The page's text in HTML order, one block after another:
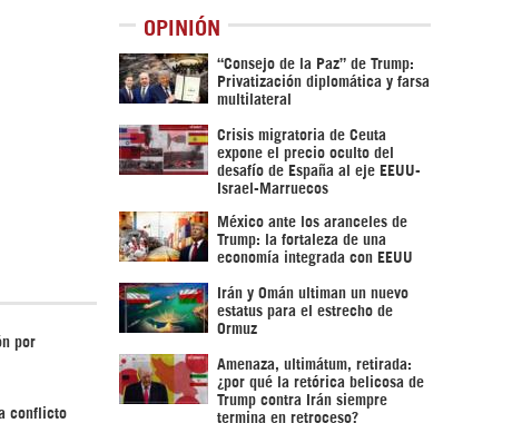
por
conflicto
OPINIÓN
“Consejo de la Paz” de Trump:
Privatización diplomática y farsa
multilateral
Crisis migratoria de Ceuta
expone el precio oculto del
desafío de España al eje EEUU-
Israel-Marruecos
México ante los aranceles de
Trump: la fortaleza de una
economía integrada con EEUU
Irán y Omán ultiman un nuevo
estatus para el estrecho de
Ormuz
Amenaza, ultimátum, retirada:
¿por qué la retórica belicosa de
Trump contra Irán siempre
termina en retroceso?